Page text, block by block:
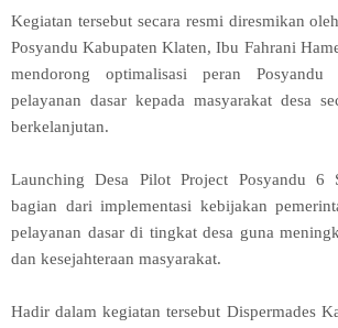
Kegiatan tersebut secara resmi diresmikan
Posyandu Kabupaten Klaten, Ibu Fahrani
mendorong optimalisasi peran Posyandu
pelayanan dasar kepada masyarakat desa
berkelanjutan.
Launching Desa Pilot Project Posyandu 6
bagian dari implementasi kebijakan
pelayanan dasar di tingkat desa guna
dan kesejahteraan masyarakat.
Hadir dalam kegiatan tersebut Dispermades